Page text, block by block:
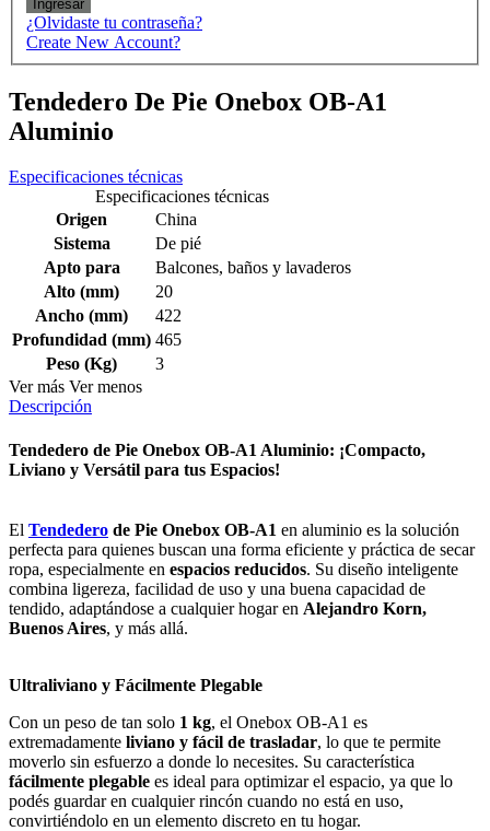
Ingresar
¿Olvidaste tu contraseña?
Create New Account?
Tendedero De Pie Onebox OB-A1
Aluminio
Especificaciones técnicas
Especificaciones técnicas
Origen
China
Sistema
De pié
Apto para
Balcones, baños y lavaderos
Alto (mm)
20
Ancho (mm)
422
Profundidad (mm) 465
Peso (Kg)
3
Ver más Ver menos
Descripción
Tendedero de Pie Onebox OB-A1 Aluminio: ¡Compacto,
Liviano y Versátil para tus Espacios!
El Tendedero de Pie Onebox OB-A1 en aluminio es la solución
perfecta para quienes buscan una forma eficiente y práctica de secar
ropa, especialmente en espacios reducidos. Su diseño inteligente
combina ligereza, facilidad de uso y una buena capacidad de
tendido, adaptándose a cualquier hogar en Alejandro Korn,
Buenos Aires, y más allá.
Ultraliviano y Fácilmente Plegable
Con un peso de tan solo 1 kg, el Onebox OB-A1 es
extremadamente liviano y fácil de trasladar, lo que te permite
moverlo sin esfuerzo a donde lo necesites. Su característica
fácilmente plegable es ideal para optimizar el espacio, ya que lo
podés guardar en cualquier rincón cuando no está en uso,
convirtiéndolo en un elemento discreto en tu hogar.